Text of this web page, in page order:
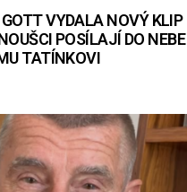
VYDALA NOVÝ KLIP
POSÍLAJÍ DO NEBE
TATÍNKOVI